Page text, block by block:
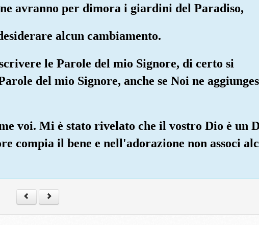
avranno per dimora i giardini del Paradiso,
alcun cambiamento.
le Parole del mio Signore, di certo si
del mio Signore, anche se Noi ne
voi. Mi è stato rivelato che il vostro Dio è un
compia il bene e nell'adorazione non associ